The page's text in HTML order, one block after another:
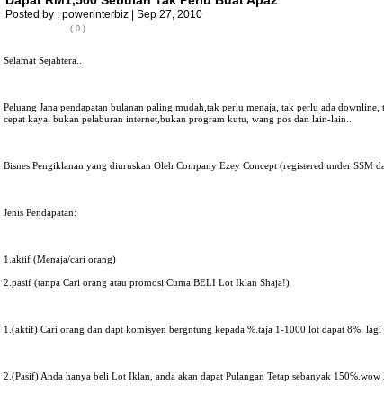
Posted by : powerinterbiz | Sep 27, 2010
( 0 )
Selamat Sejahtera..
Peluang Jana pendapatan bulanan paling mudah,tak perlu menaja, tak perlu ada
cepat kaya, bukan pelaburan internet,bukan program kutu, wang pos dan lain-lain..
Bisnes Pengiklanan yang diuruskan Oleh Company Ezey Concept (registered under SSM
Jenis Pendapatan:
1.aktif (Menaja/cari orang)
2.pasif (tanpa Cari orang atau promosi Cuma BELI Lot Iklan Shaja!)
1.(aktif) Cari orang dan dapt komisyen bergntung kepada %.taja 1-1000 lot dapat 8%. lagi
2.(Pasif) Anda hanya beli Lot Iklan, anda akan dapat Pulangan Tetap sebanyak